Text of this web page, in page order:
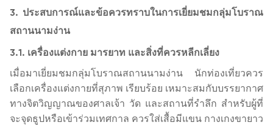
3. ประสบการณ์และข้อควรทราบในการเยี่ยมชมกลุ่มโบราณ
สถานนามง่าน
3.1. เครื่องแต่งกาย มารยาท และสิ่งที่ควรหลีกเลี่ยง
เมื่อมาเยี่ยมชมกลุ่มโบราณสถานนามง่าน นักท่องเที่ยวควร
เลือกเครื่องแต่งกายที่สุภาพ เรียบร้อย เหมาะสมกับบรรยากาศ
ทางจิตวิญญาณของศาลเจ้า วัด และสถานที่รำลึก สำหรับผู้ที่
จะจุดธูปหรือเข้าร่วมเทศกาล ควรใส่เสื้อมีแขน กางเกงขายาว